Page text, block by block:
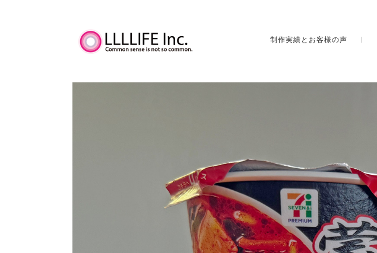
制作実績とお客様の声